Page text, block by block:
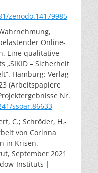
zenodo.14179985
Online-
Eine qualitative
„SIKID – Sicherheit
Hamburg: Verlag
(Arbeitspapiere
Nr.
ssoar.86633
C.; Schröder, H.-
von Corinna
in Krisen.
September 2021
Instituts |